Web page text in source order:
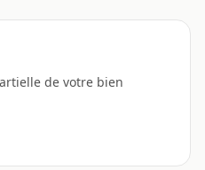
de votre bien